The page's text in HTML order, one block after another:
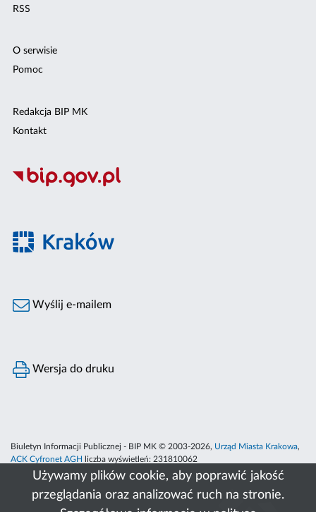
Używamy plików cookie, aby poprawić jakość
przeglądania oraz analizować ruch na stronie.
RSS
O serwisie
Pomoc
Redakcja BIP MK
Kontakt
Wyślij e-mailem
Wersja do druku
Biuletyn Informacji Publicznej - BIP MK © 2003-2026, Urząd Miasta Krakowa,
ACK Cyfronet AGH
liczba wyświetleń: 231810062